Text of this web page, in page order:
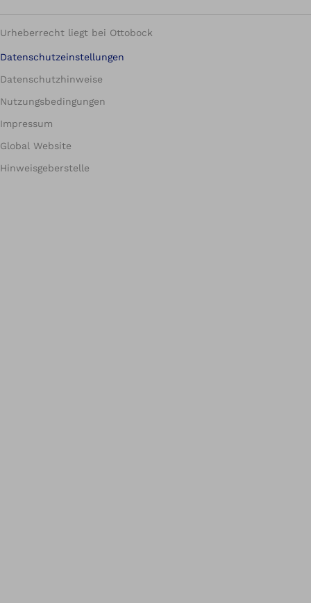
Urheberrecht liegt bei Ottobock
Datenschutzeinstellungen
Datenschutzhinweise
Nutzungsbedingungen
Impressum
Global Website
Hinweisgeberstelle